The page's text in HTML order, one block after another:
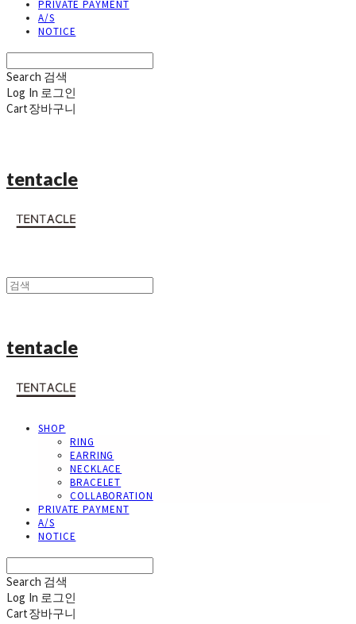
PRIVATE PAYMENT
A/S
NOTICE
Search 검색
Log In 로그인
Cart장바구니
tentacle
tentacle
SHOP
RING
EARRING
NECKLACE
BRACELET
COLLABORATION
PRIVATE PAYMENT
A/S
NOTICE
Search 검색
Log In 로그인
Cart장바구니